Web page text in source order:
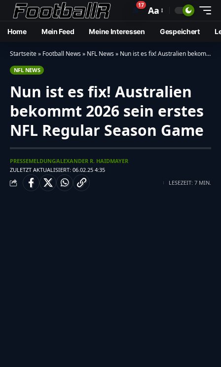
🔔17 Aa
Home Mein Feed Meine Interessen Gespeichert
Startseite» Football News» NFL News» Nun ist es fix! Australien bekommt 2026 sein erstes NFL Regular Season Game
NFL NEWS
Nun ist es fix! Australien
bekommt 2026 sein erstes
NFL Regular Season Game
ZULETZT AKTUALISIERT: 06.02.25 4:35
PRESSEMELDUNGALEXANDER R. HAIDMAYER
LESEZEIT: 7 MIN.